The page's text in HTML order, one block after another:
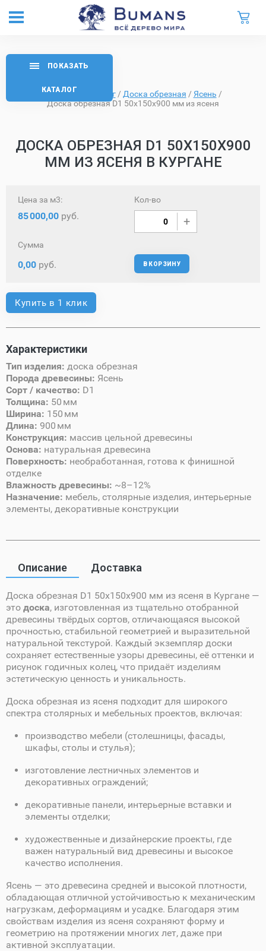
Главная Каталог / Доска обрезная / Ясень /
Доска обрезная D1 50х150х900 мм из ясеня
ДОСКА ОБРЕЗНАЯ D1 50Х150Х900
ММ ИЗ ЯСЕНЯ В КУРГАНЕ
ПОКАЗАТЬ
КАТАЛОГ
Цена за м3:
85000,00 руб.
Кол-во
Сумма
0,00 руб. В КОРЗИНУ
Купить в 1 клик
Характеристики
Тип изделия: доска обрезная
Порода древесины: Ясень
Сорт / качество: D1
Толщина: 50 мм
Ширина: 150 мм
Длина: 900 мм
Конструкция: массив цельной древесины
Основа: натуральная древесина
Поверхность: необработанная, готова к финишной
отделке
Влажность древесины: ~8–12%
Назначение: мебель, столярные изделия, интерьерные
элементы, декоративные конструкции
Описание Доставка
Доска обрезная D1 50х150х900 мм из ясеня в Кургане —
это доска, изготовленная из тщательно отобранной
древесины твёрдых сортов, отличающаяся высокой
прочностью, стабильной геометрией и выразительной
натуральной текстурой. Каждый экземпляр доски
сохраняет естественные узоры древесины, её оттенки и
рисунок годичных колец, что придаёт изделиям
эстетическую ценность и уникальность.
Доска обрезная из ясеня подходит для широкого
спектра столярных и мебельных проектов, включая:
производство мебели (столешницы, фасады,
шкафы, столы и стулья);
изготовление лестничных элементов и
декоративных ограждений;
декоративные панели, интерьерные вставки и
элементы отделки;
художественные и дизайнерские проекты, где
важен натуральный вид древесины и высокое
качество исполнения.
Ясень — это древесина средней и высокой плотности,
обладающая отличной устойчивостью к механическим
нагрузкам, деформациям и усадке. Благодаря этим
свойствам изделия из ясеня сохраняют форму и
геометрию на протяжении многих лет, даже при
активной эксплуатации.